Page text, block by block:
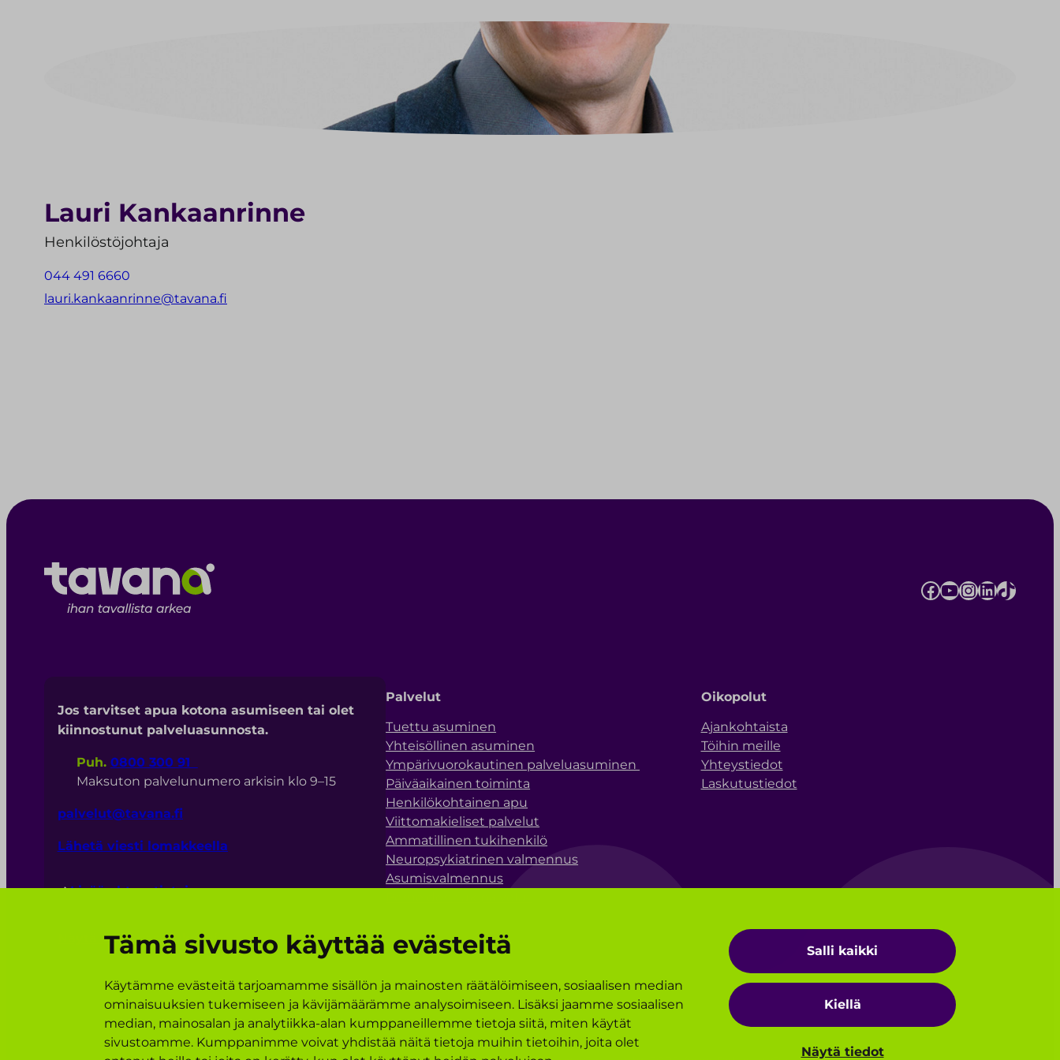
Tämä sivusto käyttää evästeitä
Käytämme evästeitä tarjoamamme sisällön ja mainosten räätälöimiseen, sosiaalisen median
ominaisuuksien tukemiseen ja kävijämäärämme analysoimiseen. Lisäksi jaamme sosiaalisen
median, mainosalan ja analytiikka-alan kumppaneillemme tietoja siitä, miten käytät
sivustoamme. Kumppanimme voivat yhdistää näitä tietoja muihin tietoihin, joita olet
Salli kaikki
Kiellä
Näytä tiedot
Lauri Kankaanrinne
Henkilöstöjohtaja
044 491 6660
lauri.kankaanrinne@tavana.fi
Facebook YouTube InstagramLinkedIn TikTok
Jos tarvitset apua kotona asumiseen tai olet
kiinnostunut palveluasunnosta.
Puh. 0800 300 91
Maksuton palvelunumero arkisin klo 9–15
palvelut@tavana.fi
Lähetä viesti lomakkeella
Lisää yhteystietoja
Näytä evästeasetukseni
Palvelut
Tuettu asuminen
Yhteisöllinen asuminen
Ympärivuorokautinen palveluasuminen
Päiväaikainen toiminta
Henkilökohtainen apu
Viittomakieliset palvelut
Ammatillinen tukihenkilö
Neuropsykiatrinen valmennus
Asumisvalmennus
Oikopolut
Ajankohtaista
Töihin meille
Yhteystiedot
Laskutustiedot